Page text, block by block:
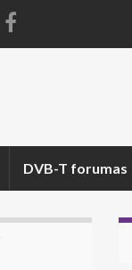
DVB-T forumas